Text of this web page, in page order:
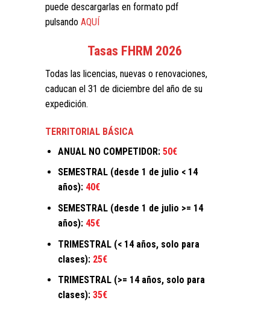
puede descargarlas en formato pdf
pulsando AQUÍ
Tasas FHRM 2026
Todas las licencias, nuevas o renovaciones,
caducan el 31 de diciembre del año de su
expedición.
TERRITORIAL BÁSICA
ANUAL NO COMPETIDOR: 50€
SEMESTRAL (desde 1 de julio < 14
años): 40€
SEMESTRAL (desde 1 de julio >= 14
años): 45€
TRIMESTRAL (< 14 años, solo para
clases): 25€
TRIMESTRAL (>= 14 años, solo para
clases): 35€